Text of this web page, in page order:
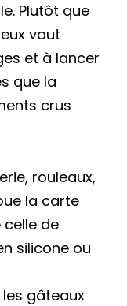
Plutôt que
vaut
et à lancer
que la
crus
rouleaux,
la carte
celle de
silicone ou
gâteaux